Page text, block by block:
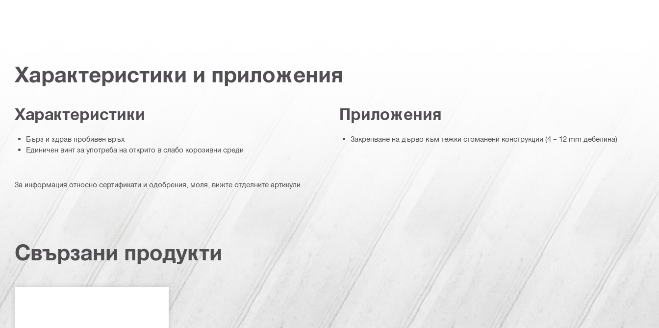
Характеристики и приложения
Характеристики
Бърз и здрав пробивен връх
Единичен винт за употреба на открито в слабо корозивни среди
Приложения
Закрепване на дърво към тежки стоманени конструкции (4 – 12 mm дебелина)
За информация относно сертификати и одобрения, моля, вижте отделните артикули.
Свързани продукти